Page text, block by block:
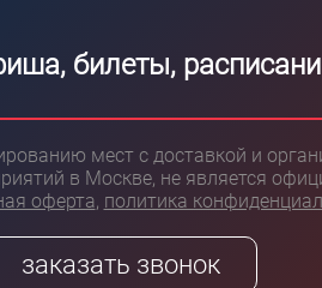
билеты,
мест с доставкой и
в Москве, не является
оферта, политика
заказать звонок